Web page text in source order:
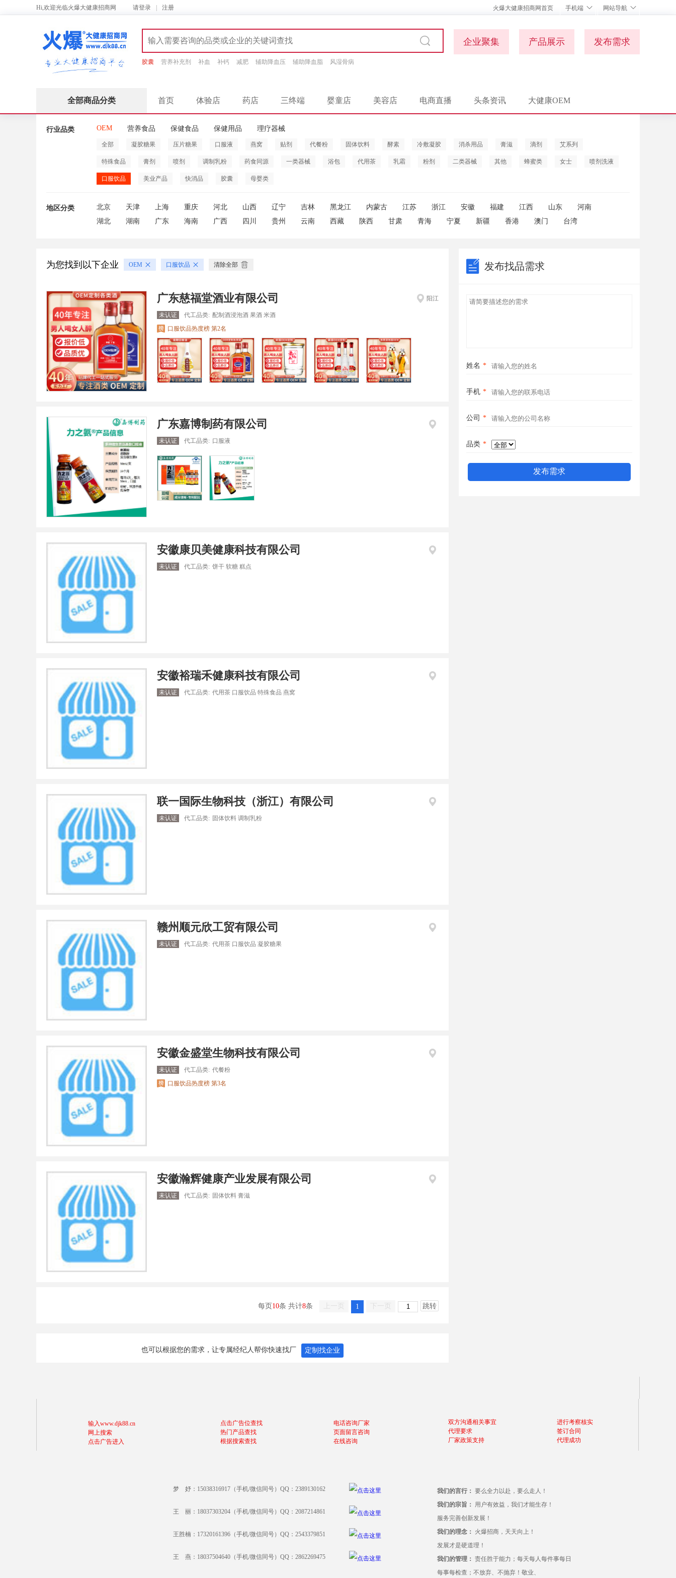
Hi,欢迎光临火爆大健康招商网 请登录 注册 火爆大健康招商网首页 手机端 网站导航
胶囊 营养补充剂 补血 补钙 减肥 辅助降血压 辅助降血脂 风湿骨病
企业聚集 产品展示 发布需求
全部商品分类 首页 体验店 药店 三终端 婴童店 美容店 电商直播 头条资讯 大健康OEM
行业品类 OEM 营养食品 保健食品 保健用品 理疗器械
全部 凝胶糖果 压片糖果 口服液 燕窝 贴剂 代餐粉 固体饮料 酵素 冷敷凝胶 消杀用品 膏滋 滴剂 艾系列
特殊食品 膏剂 喷剂 调制乳粉 药食同源 一类器械 浴包 代用茶 乳霜 粉剂 二类器械 其他 蜂蜜类 女士 喷剂洗液
口服饮品 美业产品 快消品 胶囊 母婴类
地区分类 北京 天津 上海 重庆 河北 山西 辽宁 吉林 黑龙江 内蒙古 江苏 浙江 安徽 福建 江西 山东
河南
湖北
湖南 广东 海南 广西 四川 贵州 云南 西藏 陕西 甘肃 青海 宁夏 新疆 香港 澳门 台湾
为您找到以下企业 OEM 口服饮品 清除全部
广东慈福堂酒业有限公司 阳江
未认证 代工品类: 配制酒浸泡酒 果酒 米酒
口服饮品热度榜 第2名
广东嘉博制药有限公司
未认证 代工品类: 口服液
安徽康贝美健康科技有限公司
未认证 代工品类: 饼干 软糖 糕点
安徽裕瑞禾健康科技有限公司
未认证 代工品类: 代用茶 口服饮品 特殊食品 燕窝
联一国际生物科技（浙江）有限公司
未认证 代工品类: 固体饮料 调制乳粉
赣州顺元欣工贸有限公司
未认证 代工品类: 代用茶 口服饮品 凝胶糖果
安徽金盛堂生物科技有限公司
未认证 代工品类: 代餐粉
口服饮品热度榜 第3名
安徽瀚辉健康产业发展有限公司
未认证 代工品类: 固体饮料 膏滋
每页 10条 共计8条 上一页 1 下一页 跳转
也可以根据您的需求，让专属经纪人帮你快速找厂 定制找企业
发布找品需求
姓名 *
手机 *
公司 *
品类 *
输入www.djk88.cn
网上搜索
点击广告进入
点击广告位查找
热门产品查找
根据搜索查找
电话咨询厂家
页面留言咨询
在线咨询
双方沟通相关事宜
代理要求
厂家政策支持
进行考察核实
签订合同
代理成功
梦 妤：15038316917（手机/微信同号）QQ：2389130162
王 丽：18037303204（手机/微信同号）QQ：2087214861
王胜楠：17320161396（手机/微信同号）QQ：2543379851
王 燕：18037504640（手机/微信同号）QQ：2862269475
我们的言行： 要么全力以赴，要么走人！
我们的宗旨： 用户有效益，我们才能生存！
服务完善创新发展！
我们的理念： 火爆招商，天天向上！
发展才是硬道理！
我们的管理： 责任胜于能力；每天每人每件事每日
每事每检查；不放弃、不抛弃！敬业、